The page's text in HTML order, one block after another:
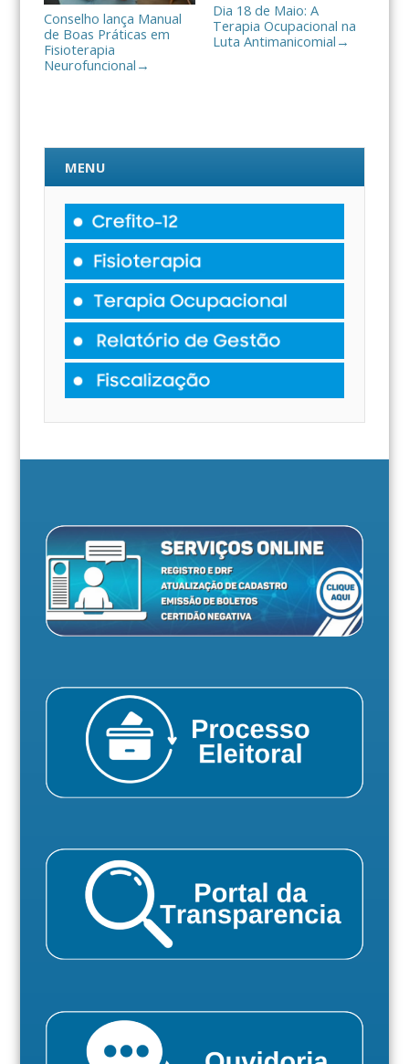
Conselho lança Manual
de Boas Práticas em
Fisioterapia
Neurofuncional →
Dia 18 de Maio: A
Terapia Ocupacional na
Luta Antimanicomial →
MENU